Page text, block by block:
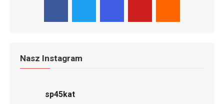
Nasz Instagram
sp45kat